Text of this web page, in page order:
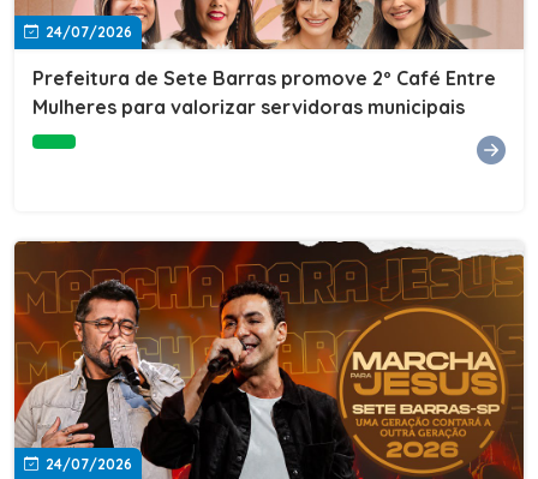
24/07/2026
Prefeitura de Sete Barras promove 2º Café Entre
Mulheres para valorizar servidoras municipais
24/07/2026